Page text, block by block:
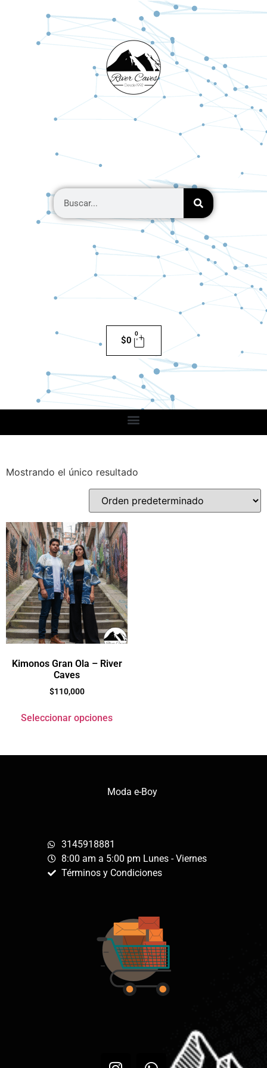
$0
0
Mostrando el único resultado
Kimonos Gran Ola – River
Caves
$110,000
Seleccionar opciones
Moda e-Boy
3145918881
8:00 am a 5:00 pm Lunes - Viernes
Términos y Condiciones